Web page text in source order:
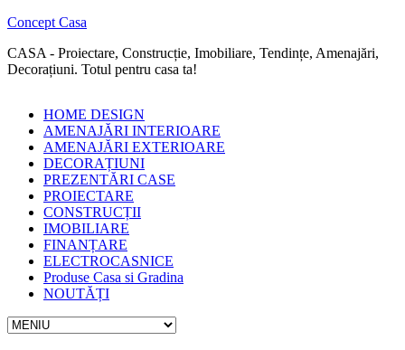
Concept Casa
CASA - Proiectare, Construcție, Imobiliare, Tendințe, Amenajări,
Decorațiuni. Totul pentru casa ta!
HOME DESIGN
AMENAJĂRI INTERIOARE
AMENAJĂRI EXTERIOARE
DECORAȚIUNI
PREZENTĂRI CASE
PROIECTARE
CONSTRUCȚII
IMOBILIARE
FINANȚARE
ELECTROCASNICE
Produse Casa si Gradina
NOUTĂȚI